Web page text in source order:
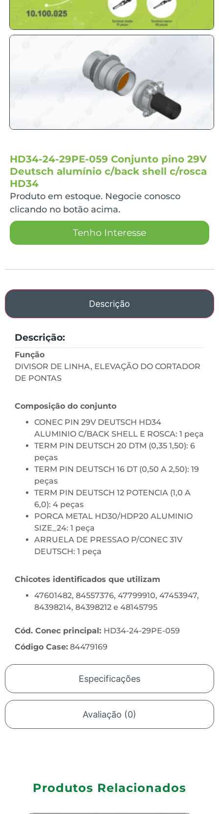
HD34-24-29PE-059 Conjunto pino 29V
Deutsch alumínio c/back shell c/rosca
HD34
Produto em estoque. Negocie conosco
clicando no botão acima.
Tenho Interesse
Descrição
Especificações
Avaliação (0)
Descrição:
Função
DIVISOR DE LINHA, ELEVAÇÃO DO CORTADOR
DE PONTAS
Composição do conjunto
CONEC PIN 29V DEUTSCH HD34
ALUMINIO C/BACK SHELL E ROSCA: 1 peça
TERM PIN DEUTSCH 20 DTM (0,35 1,50): 6
peças
TERM PIN DEUTSCH 16 DT (0,50 A 2,50): 19
peças
TERM PIN DEUTSCH 12 POTENCIA (1,0 A
6,0): 4 peças
PORCA METAL HD30/HDP20 ALUMINIO
SIZE_24: 1 peça
ARRUELA DE PRESSAO P/CONEC 31V
DEUTSCH: 1 peça
Chicotes identificados que utilizam
47601482, 84557376, 47799910, 47453947,
84398214, 84398212 e 48145795
Cód. Conec principal: HD34-24-29PE-059
Código Case: 84479169
Produtos Relacionados